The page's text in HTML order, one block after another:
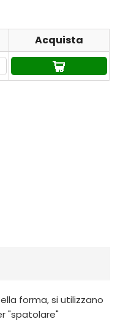
Acquista
forma, si utilizzano
"spatolare"